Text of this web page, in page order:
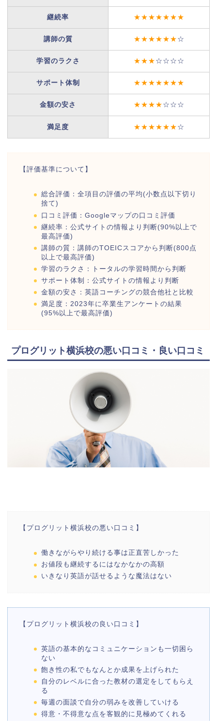
継続率 ★★★★★★★
講師の質 ★★★★★★☆
学習のラクさ ★★★☆☆☆☆
サポート体制 ★★★★★★★
金額の安さ ★★★★☆☆☆
満足度 ★★★★★★☆
【評価基準について】
総合評価：全項目の評価の平均(小数点以下切り
捨て)
口コミ評価：Googleマップの口コミ評価
継続率：公式サイトの情報より判断(90%以上で
最高評価)
講師の質：講師のTOEICスコアから判断(800点
以上で最高評価)
学習のラクさ：トータルの学習時間から判断
サポート体制：公式サイトの情報より判断
金額の安さ：英語コーチングの競合他社と比較
満足度：2023年に卒業生アンケートの結果
(95%以上で最高評価)
プログリット横浜校の悪い口コミ・良い口コミ
【プログリット横浜校の悪い口コミ】
働きながらやり続ける事は正直苦しかった
お値段も継続するにはなかなかの高額
いきなり英語が話せるような魔法はない
【プログリット横浜校の良い口コミ】
英語の基本的なコミュニケーションも一切困ら
ない
飽き性の私でもなんとか成果を上げられた
自分のレベルに合った教材の選定をしてもらえ
る
毎週の面談で自分の弱みを改善していける
得意・不得意な点を客観的に見極めてくれる